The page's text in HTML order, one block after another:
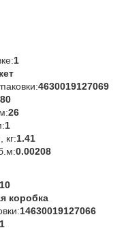
1
4630019127069
80
26
1
кг:1.41
0.00208
10
коробка
14630019127066